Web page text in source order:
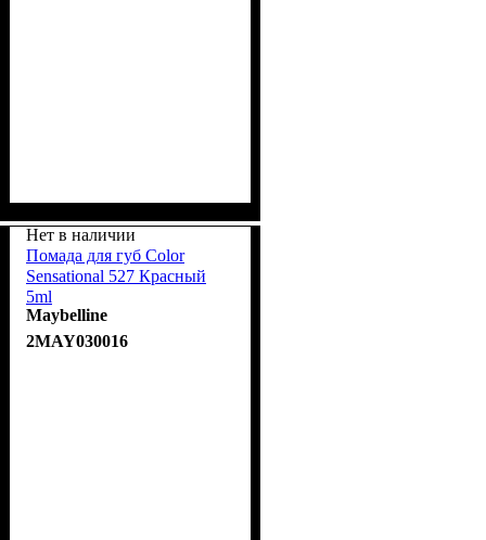
Нет в наличии
Помада для губ Color
Sensational 527 Красный
5ml
Maybelline
2MAY030016